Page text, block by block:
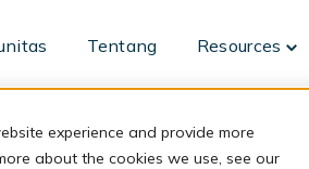
experience and provide more
about the cookies we use, see our
Tentang Resources